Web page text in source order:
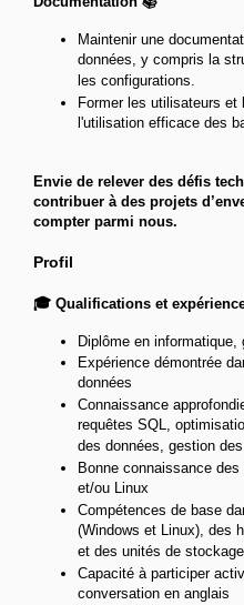
Maintenir une
données, y compris la
les configurations.
Former les utilisateurs et
l'utilisation efficace des
Envie de relever des défis
contribuer à des projets
compter parmi nous.
Profil
🎓 Qualifications et
Diplôme en
Expérience démontrée
données
Connaissance
requêtes SQL,
des données, gestion
Bonne connaissance
et/ou Linux
Compétences de base
(Windows et Linux), des
et des unités de stockage
Capacité à participer
conversation en anglais